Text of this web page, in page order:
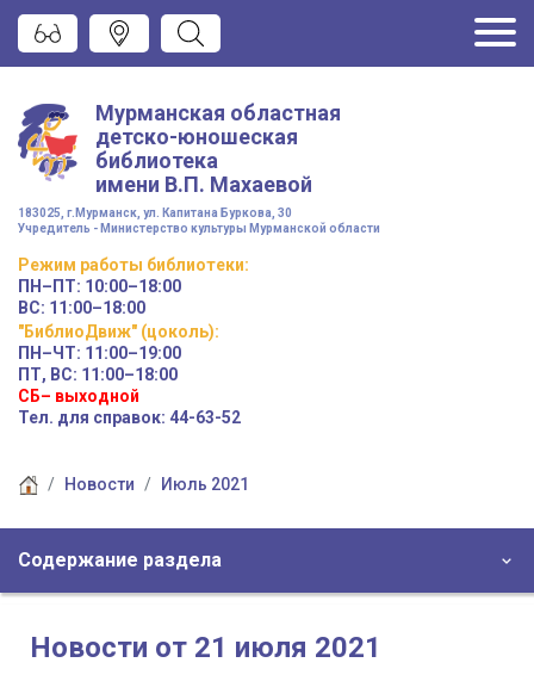
Мурманская областная
детско-юношеская
библиотека
имени В.П. Махаевой
183025, г.Мурманск, ул. Капитана Буркова, 30
Учредитель - Министерство культуры Мурманской области
Режим работы библиотеки:
ПН–ПТ: 10:00–18:00
ВС: 11:00–18:00
"БиблиоДвиж" (цоколь):
ПН–ЧТ: 11:00–19:00
ПТ, ВС: 11:00–18:00
СБ– выходной
Тел. для справок: 44-63-52
Новости Июль 2021
Содержание раздела
Новости от 21 июля 2021